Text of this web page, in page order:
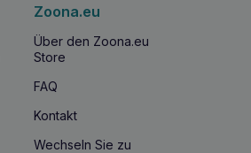
Zoona.eu
Über den Zoona.eu
Store
FAQ
Kontakt
Wechseln Sie zu